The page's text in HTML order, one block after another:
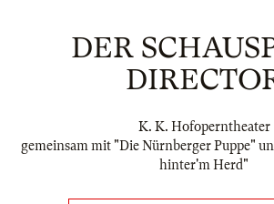
DER
K. K. Hofoperntheater
gemeinsam mit "Die Nürnberger Puppe"
hinter'm Herd"